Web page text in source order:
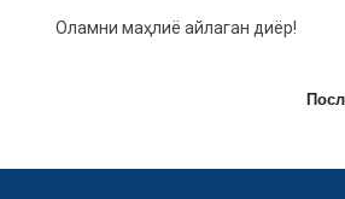
Oламни маҳлиё айлаган диёр!